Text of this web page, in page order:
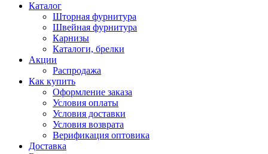
Каталог
Шторная фурнитура
Швейная фурнитура
Карнизы
Каталоги, брелки
Акции
Распродажа
Как купить
Оформление заказа
Условия оплаты
Условия доставки
Условия возврата
Верификация оптовика
Доставка